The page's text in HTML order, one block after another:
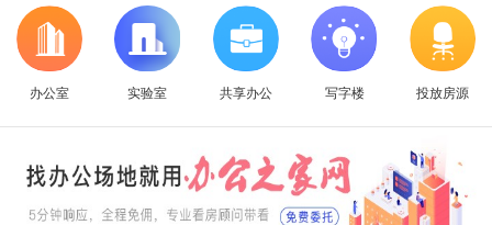
办公室 实验室 共享办公 写字楼 投放房源